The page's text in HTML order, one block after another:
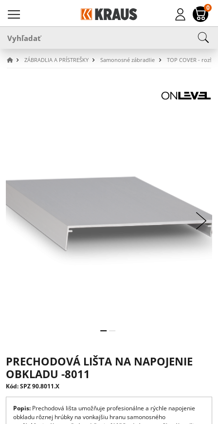
0
ZÁBRADLIA A PRÍSTREŠKY Samonosné zábradlie TOP COVER -
PRECHODOVÁ LIŠTA NA NAPOJENIE
OBKLADU -8011